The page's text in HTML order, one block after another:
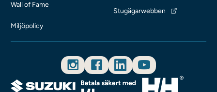
Wall of Fame
Miljöpolicy
Stugägarwebben